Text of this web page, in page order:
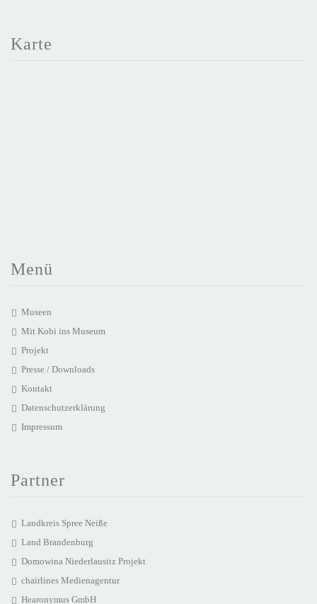
Karte
Menü
Museen
Mit Kobi ins Museum
Projekt
Presse / Downloads
Kontakt
Datenschutzerklärung
Impressum
Partner
Landkreis Spree Neiße
Land Brandenburg
Domowina Niederlausitz Projekt
chairlines Medienagentur
Hearonymus GmbH